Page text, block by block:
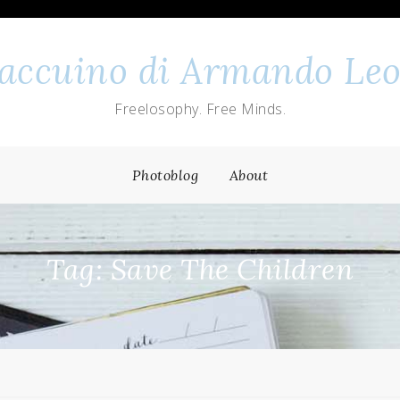
di Armando
Freelosophy. Free Minds.
Photoblog About
Tag: Save The Children